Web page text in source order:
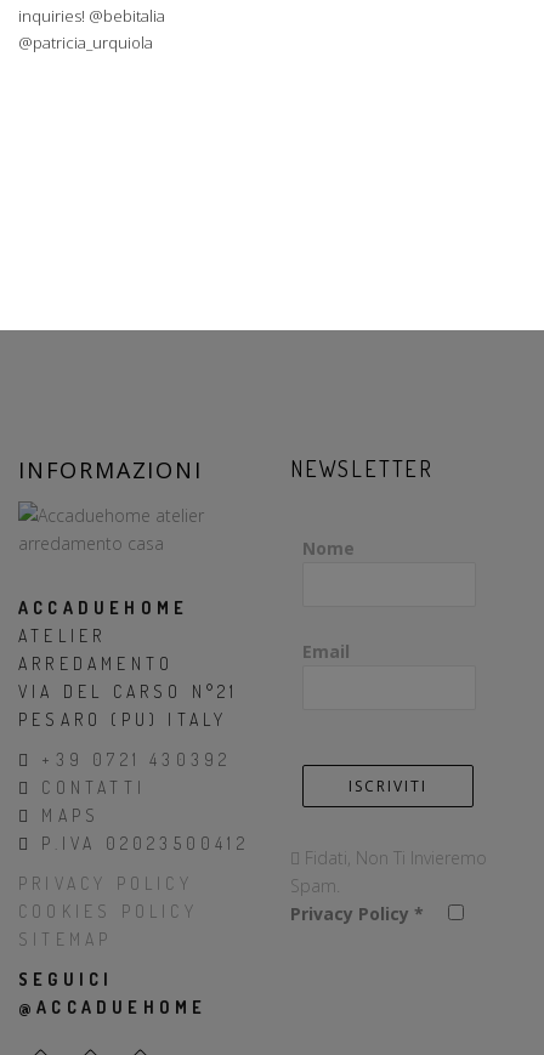
INFORMAZIONI
ACCADUEHOME
ATELIER
ARREDAMENTO
VIA DEL CARSO N°21
PESARO (PU) ITALY
+39 0721 430392
CONTATTI
MAPS
P.IVA 02023500412
PRIVACY POLICY
COOKIES POLICY
SITEMAP
SEGUICI
@ACCADUEHOME
NEWSLETTER
Nome
Email
Fidati, Non Ti Invieremo
Spam.
Privacy Policy *